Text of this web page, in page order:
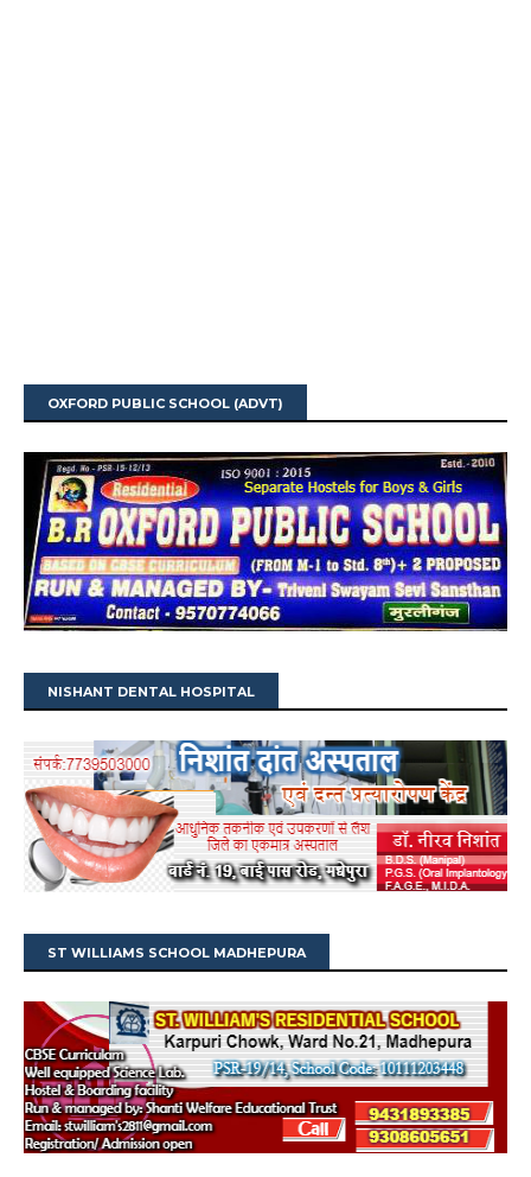
OXFORD PUBLIC SCHOOL (ADVT)
NISHANT DENTAL HOSPITAL
ST WILLIAMS SCHOOL MADHEPURA